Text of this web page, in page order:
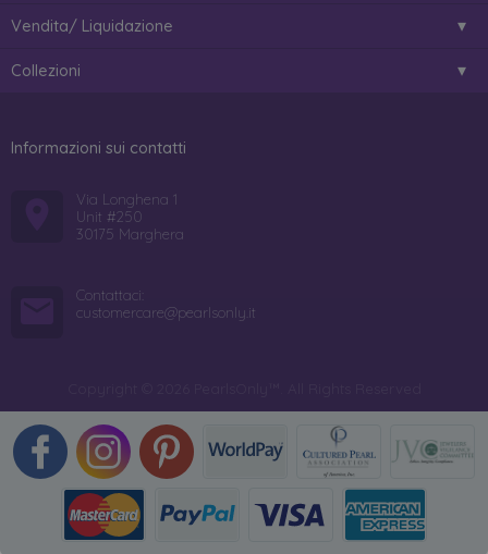
Vendita/ Liquidazione
Collezioni
Informazioni sui contatti
Via Longhena 1
Unit #250
30175 Marghera
Contattaci:
customercare@pearlsonly.it